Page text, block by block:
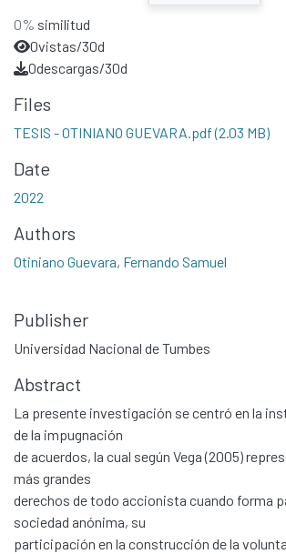
0% similitud
0vistas/30d
0descargas/30d
Files
TESIS - OTINIANO GUEVARA.pdf(2.03 MB)
Date
2022
Authors
Otiniano Guevara, Fernando Samuel
Publisher
Universidad Nacional de Tumbes
Abstract
La presente investigación se centró en la
de la impugnación
de acuerdos, la cual según Vega (2005)
más grandes
derechos de todo accionista cuando forma
sociedad anónima, su
participación en la construcción de la